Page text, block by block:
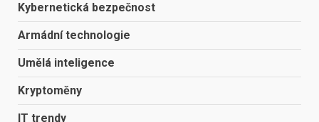
Kybernetická bezpečnost
Armádní technologie
Umělá inteligence
Kryptoměny
IT trendy